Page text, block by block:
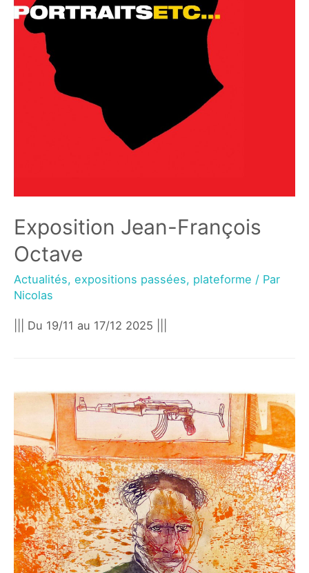
Exposition Jean-François
Octave
Actualités, expositions passées, plateforme / Par
Nicolas
||| Du 19/11 au 17/12 2025 |||